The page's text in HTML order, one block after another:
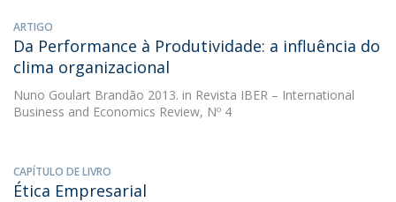
ARTIGO
Da Performance à Produtividade: a influência do
clima organizacional
Nuno Goulart Brandão 2013. in Revista IBER – International
Business and Economics Review, Nº 4
CAPÍTULO DE LIVRO
Ética Empresarial